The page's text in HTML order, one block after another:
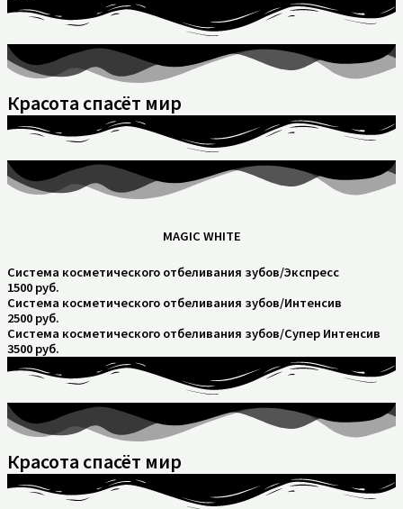
Красота спасёт мир
MAGIC WHITE
Система косметического отбеливания зубов/Экспресс
1500 руб.
Система косметического отбеливания зубов/Интенсив
2500 руб.
Система косметического отбеливания зубов/Супер Интенсив
3500 руб.
Красота спасёт мир